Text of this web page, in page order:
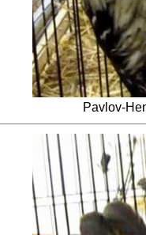
Pavlov-